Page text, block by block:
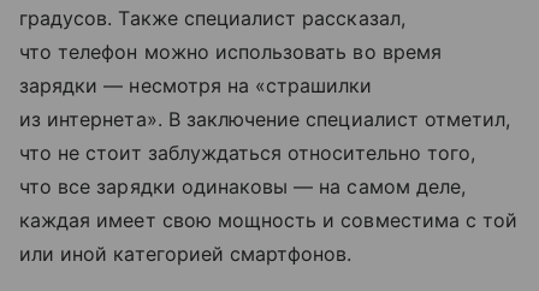
градусов. Также специалист рассказал,
что телефон можно использовать во время
зарядки — несмотря на «страшилки
из интернета». В заключение специалист отметил,
что не стоит заблуждаться относительно того,
что все зарядки одинаковы — на самом деле,
каждая имеет свою мощность и совместима с той
или иной категорией смартфонов.